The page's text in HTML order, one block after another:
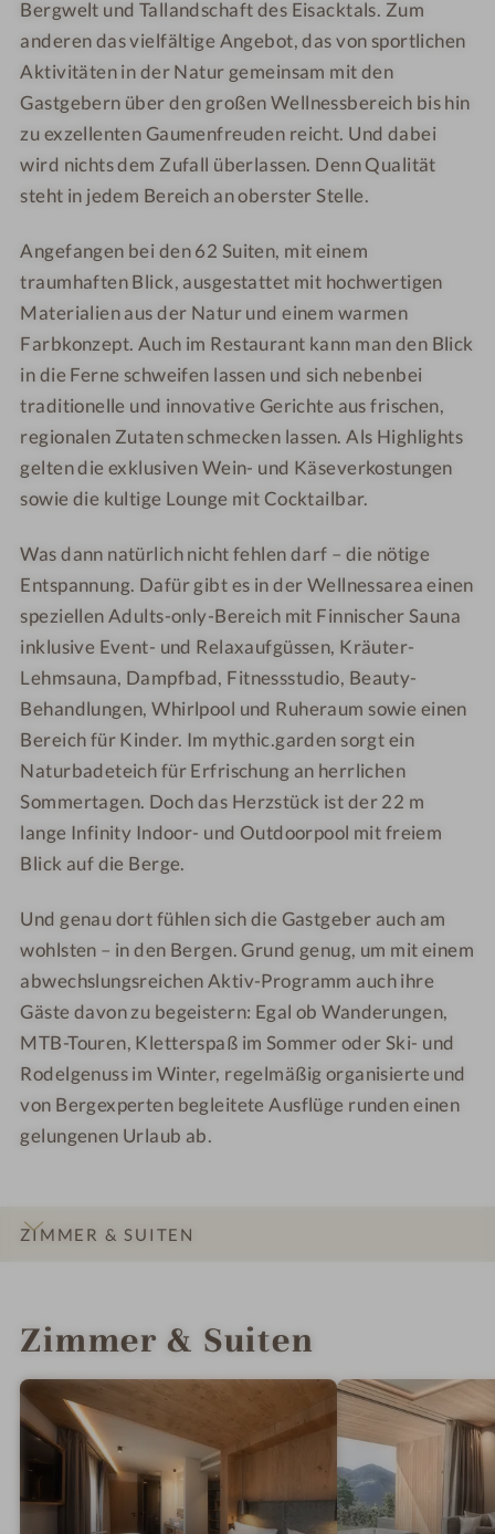
h
o
m
e
Bergwelt und Tallandschaft des Eisacktals. Zum
anderen das vielfältige Angebot, das von sportlichen
Aktivitäten in der Natur gemeinsam mit den
Gastgebern über den großen Wellnessbereich bis hin
zu exzellenten Gaumenfreuden reicht. Und dabei
wird nichts dem Zufall überlassen. Denn Qualität
steht in jedem Bereich an oberster Stelle.
Angefangen bei den 62 Suiten, mit einem
traumhaften Blick, ausgestattet mit hochwertigen
Materialien aus der Natur und einem warmen
Farbkonzept. Auch im Restaurant kann man den Blick
in die Ferne schweifen lassen und sich nebenbei
traditionelle und innovative Gerichte aus frischen,
regionalen Zutaten schmecken lassen. Als Highlights
gelten die exklusiven Wein- und Käseverkostungen
sowie die kultige Lounge mit Cocktailbar.
Was dann natürlich nicht fehlen darf – die nötige
Entspannung. Dafür gibt es in der Wellnessarea einen
speziellen Adults-only-Bereich mit Finnischer Sauna
inklusive Event- und Relaxaufgüssen, Kräuter-
Lehmsauna, Dampfbad, Fitnessstudio, Beauty-
Behandlungen, Whirlpool und Ruheraum sowie einen
Bereich für Kinder. Im mythic.garden sorgt ein
Naturbadeteich für Erfrischung an herrlichen
Sommertagen. Doch das Herzstück ist der 22 m
lange Infinity Indoor- und Outdoorpool mit freiem
Blick auf die Berge.
Und genau dort fühlen sich die Gastgeber auch am
wohlsten – in den Bergen. Grund genug, um mit einem
abwechslungsreichen Aktiv-Programm auch ihre
Gäste davon zu begeistern: Egal ob Wanderungen,
MTB-Touren, Kletterspaß im Sommer oder Ski- und
Rodelgenuss im Winter, regelmäßig organisierte und
von Bergexperten begleitete Ausflüge runden einen
gelungenen Urlaub ab.
ZIMMER & SUITEN
Zimmer & Suiten